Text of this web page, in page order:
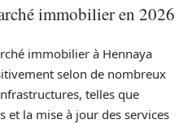
immobilier en 2026
immobilier à Hennaya
selon de nombreux
telles que
et la mise à jour des services